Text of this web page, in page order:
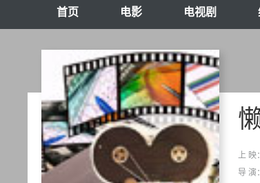
首页 电影 电视剧
上 映：
导 演：